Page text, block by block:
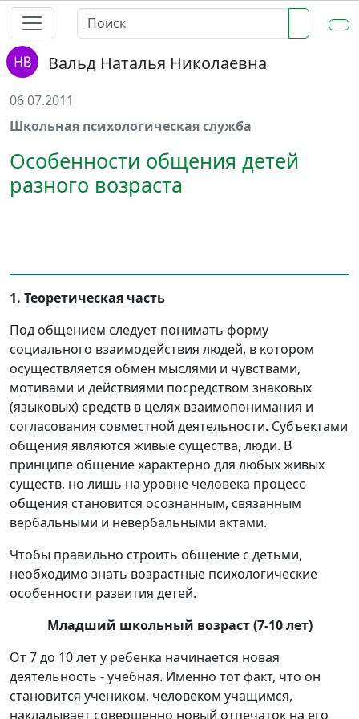
Вальд Наталья Николаевна
06.07.2011
Школьная психологическая служба
Особенности общения детей
разного возраста
1. Теоретическая часть
Под общением следует понимать форму
социального взаимодействия людей, в котором
осуществляется обмен мыслями и чувствами,
мотивами и действиями посредством знаковых
(языковых) средств в целях взаимопонимания и
согласования совместной деятельности. Субъектами
общения являются живые существа, люди. В
принципе общение характерно для любых живых
существ, но лишь на уровне человека процесс
общения становится осознанным, связанным
вербальными и невербальными актами.
Чтобы правильно строить общение с детьми,
необходимо знать возрастные психологические
особенности развития детей.
Младший школьный возраст (7-10 лет)
От 7 до 10 лет у ребенка начинается новая
деятельность - учебная. Именно тот факт, что он
становится учеником, человеком учащимся,
накладывает совершенно новый отпечаток на его